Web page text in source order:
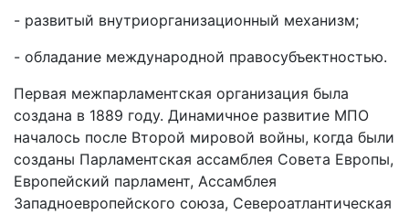
- развитый внутриорганизационный механизм;
- обладание международной правосубъектностью.
Первая межпарламентская организация была
создана в 1889 году. Динамичное развитие МПО
началось после Второй мировой войны, когда были
созданы Парламентская ассамблея Совета Европы,
Европейский парламент, Ассамблея
Западноевропейского союза, Североатлантическая